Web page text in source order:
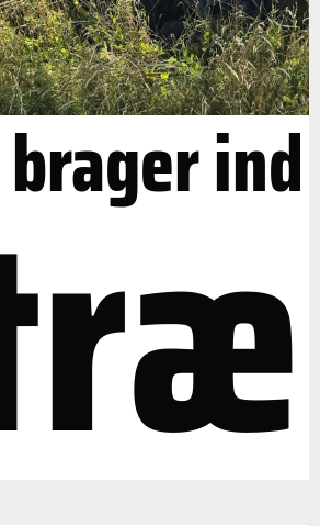
ind